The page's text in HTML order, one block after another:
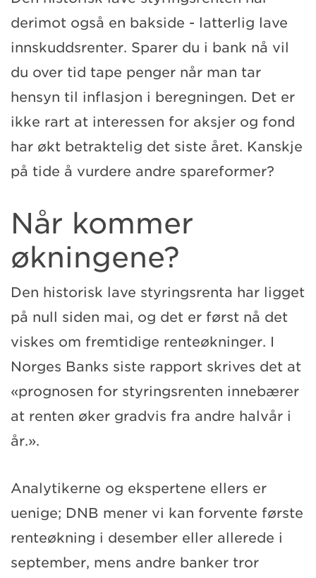
derimot også en bakside - latterlig lave
innskuddsrenter. Sparer du i bank nå vil
du over tid tape penger når man tar
hensyn til inflasjon i beregningen. Det er
ikke rart at interessen for aksjer og fond
har økt betraktelig det siste året. Kanskje
på tide å vurdere andre spareformer?
Når kommer
økningene?
Den historisk lave styringsrenta har ligget
på null siden mai, og det er først nå det
viskes om fremtidige renteøkninger. I
Norges Banks siste rapport skrives det at
«prognosen for styringsrenten innebærer
at renten øker gradvis fra andre halvår i
år.».
Analytikerne og ekspertene ellers er
uenige; DNB mener vi kan forvente første
renteøkning i desember eller allerede i
september, mens andre banker tror